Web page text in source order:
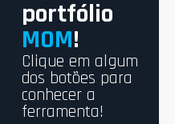
portfólio
MOM!
Clique em algum
dos botões para
conhecer a
ferramenta!